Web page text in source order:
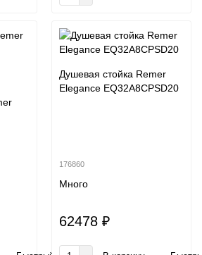
Душевая стойка Remer
Elegance EQ32A8CPSD20
176860
Много
62478 ₽